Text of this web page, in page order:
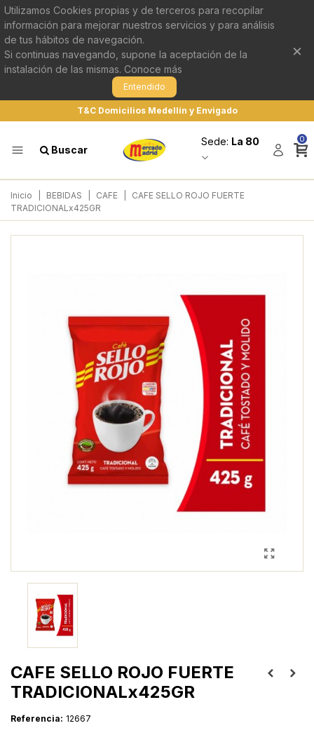
Utilizamos Cookies propias y de terceros para recopilar
información para mejorar nuestros servicios y para análisis
de tus hábitos de navegación.
Si continuas navegando, supone la aceptación de la
instalación de las mismas. Conoce más
Entendido
×
T&C Domicilios Medellín y Envigado
Buscar
Sede: La 80 0
Inicio BEBIDAS CAFE
CAFE SELLO ROJO FUERTE
TRADICIONALx425GR
CAFE SELLO ROJO FUERTE
TRADICIONALx425GR
Referencia: 12667